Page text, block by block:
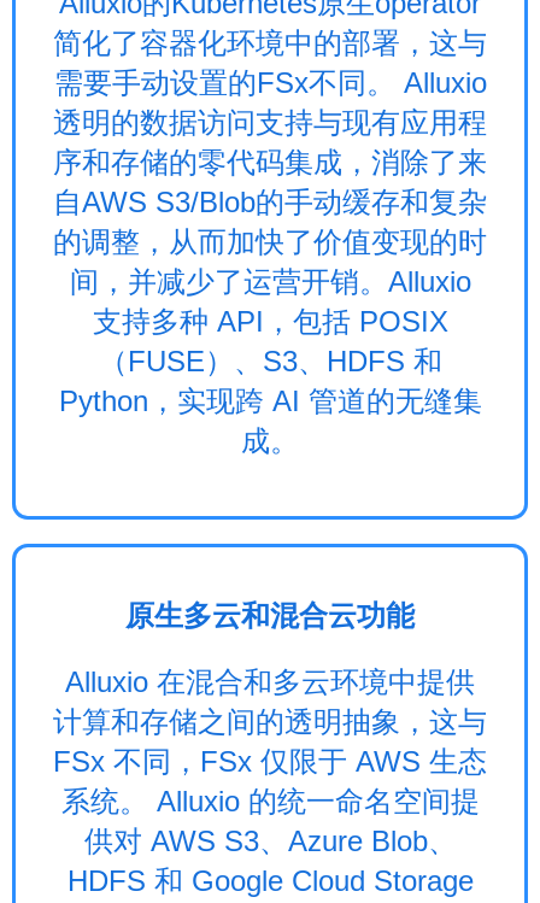
简化了容器化环境中的部署，这与
需要手动设置的FSx不同。 Alluxio
透明的数据访问支持与现有应用程
序和存储的零代码集成，消除了来
自AWS S3/Blob的手动缓存和复杂
的调整，从而加快了价值变现的时
间，并减少了运营开销。Alluxio
支持多种 API，包括 POSIX
（FUSE）、S3、HDFS 和
Python，实现跨 AI 管道的无缝集
成。
原生多云和混合云功能
Alluxio 在混合和多云环境中提供
计算和存储之间的透明抽象，这与
FSx 不同，FSx 仅限于 AWS 生态
系统。 Alluxio 的统一命名空间提
供对 AWS S3、Azure Blob、
HDFS 和 Google Cloud Storage